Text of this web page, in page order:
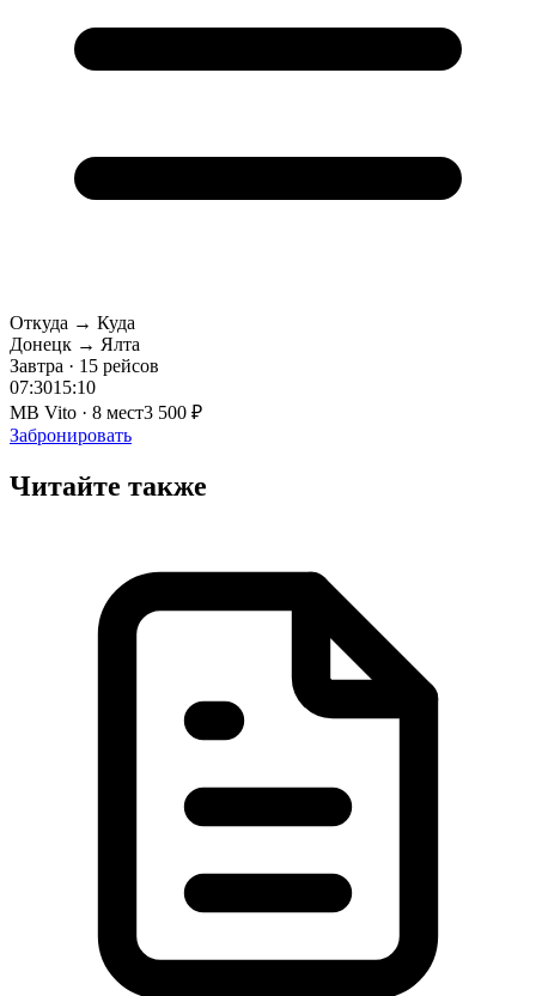
Откуда → Куда
Донецк → Ялта
Завтра · 15 рейсов
07:3015:10
MB Vito · 8 мест3 500 ₽
Забронировать
Читайте также